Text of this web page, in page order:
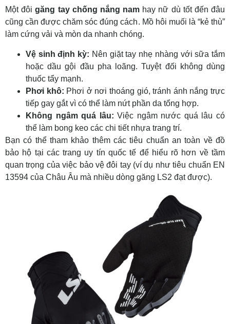
Một đôigăng tay chống nắng nam hay nữ dù tốt đến đâu
cũng cần được chăm sóc đúng cách. Mồ hôi muối là “kẻ thù”
làm cứng vải và mòn da nhanh chóng.
Vệ sinh định kỳ: Nên giặt tay nhẹ nhàng với sữa tắm
hoặc dầu gội đầu pha loãng. Tuyệt đối không dùng
thuốc tẩy mạnh.
Phơi khô: Phơi ở nơi thoáng gió, tránh ánh nắng trực
tiếp gay gắt vì có thể làm nứt phần da tổng hợp.
Không ngâm quá lâu: Việc ngâm nước quá lâu có
thể làm bong keo các chi tiết nhựa trang trí.
Bạn có thể tham khảo thêm các tiêu chuẩn an toàn về đồ
bảo hộ tại các trang uy tín quốc tế để hiểu rõ hơn về tầm
quan trọng của việc bảo vệ đôi tay (ví dụ như tiêu chuẩn EN
13594 của Châu Âu mà nhiều dòng găng LS2 đạt được).